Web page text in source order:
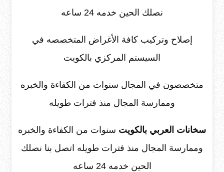
نصلك الحين خدمه 24 ساعه
إصلاح وتركيب كافة الأغراض المتخصصه في
السيستم المركزي بالكويت
متخصصون في المجال سنوات من الكفاءة والخبره
وممارسة المجال منذ فترات طويله
سخانات العربي بالكويت سنوات من الكفاءة والخبره
وممارسة المجال منذ فترات طويله اتصل بنا نصلك
الحين خدمه 24 ساعه